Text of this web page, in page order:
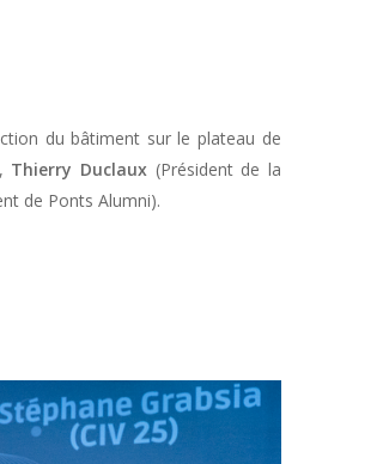
du bâtiment sur le plateau de
Thierry Duclaux(Président de la
de Ponts Alumni).